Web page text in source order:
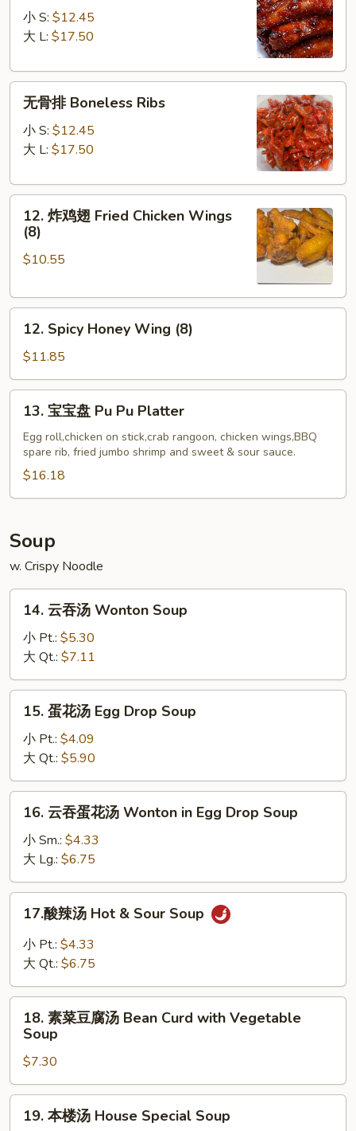
B-
Spare
Ribs
小 S: $12.45
大 L: $17.50
无
Boneless
无骨排 Boneless Ribs
小 S: $12.45
大 L: $17.50
12.
Chicken
(8)
12. 炸鸡翅 Fried Chicken Wings
(8)
$10.55
12.
Spicy
Honey
Wing
(8)
12. Spicy Honey Wing (8)
$11.85
13.
Pu
Pu
13. 宝宝盘 Pu Pu Platter
Egg roll,chicken on stick,crab rangoon, chicken wings,BBQ
spare rib, fried jumbo shrimp and sweet & sour sauce.
$16.18
Soup
w. Crispy Noodle
14.
Wonton
Soup
14. 云吞汤 Wonton Soup
小 Pt.: $5.30
大 Qt.: $7.11
15.
Egg
Drop
Soup
15. 蛋花汤 Egg Drop Soup
小 Pt.: $4.09
大 Qt.: $5.90
16.
花
汤
Wonton
Egg
Drop
Soup
16. 云吞蛋花汤 Wonton in Egg Drop Soup
小 Sm.: $4.33
大 Lg.: $6.75
17.
&
Sour
Soup
17.酸辣汤 Hot & Sour Soup
小 Pt.: $4.33
大 Qt.: $6.75
18.
腐
汤
Bean
18. 素菜豆腐汤 Bean Curd with Vegetable
Soup
$7.30
19.
19. 本楼汤 House Special Soup